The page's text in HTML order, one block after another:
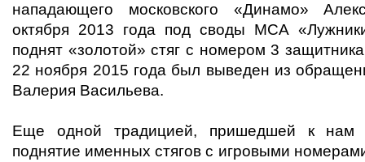
нападающего московского «Динамо»
октября 2013 года под своды МСА
поднят «золотой» стяг с номером 3
22 ноября 2015 года был выведен из
Валерия Васильева.
Еще одной традицией, пришедшей к нам
поднятие именных стягов с игровыми